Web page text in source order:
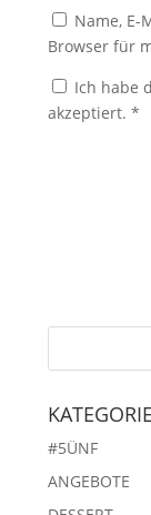
Name, E-
Browser für
Ich habe
akzeptiert. *
#5ÜNF
ANGEBOTE